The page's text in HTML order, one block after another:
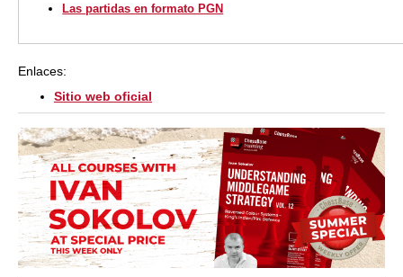
Las partidas en formato PGN
Enlaces:
Sitio web oficial